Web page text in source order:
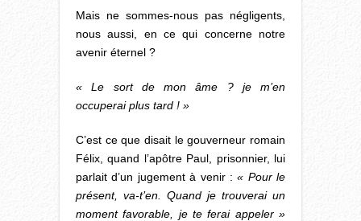
Mais ne sommes-nous pas négligents,
nous aussi, en ce qui concerne notre
avenir éternel ?
« Le sort de mon âme ? je m’en
occuperai plus tard ! »
C’est ce que disait le gouverneur romain
Félix, quand l’apôtre Paul, prisonnier, lui
parlait d’un jugement à venir :« Pour le
présent, va-t’en. Quand je trouverai un
moment favorable, je te ferai appeler »